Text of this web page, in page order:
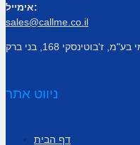
אימייל:
sales@callme.co.il
ניווט אתר
דף הבית